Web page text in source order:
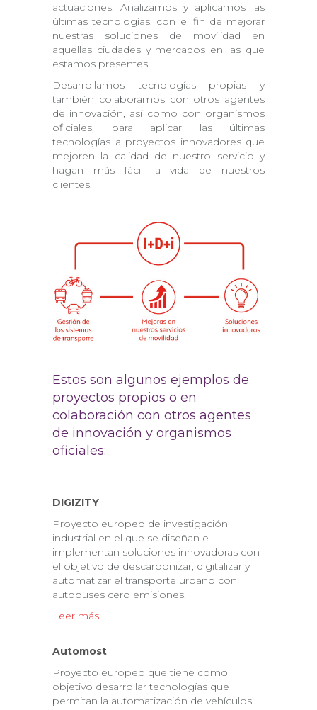
actuaciones. Analizamos y aplicamos las
últimas tecnologías, con el fin de mejorar
nuestras soluciones de movilidad en
aquellas ciudades y mercados en las que
estamos presentes.
Desarrollamos tecnologías propias y
también colaboramos con otros agentes
de innovación, así como con organismos
oficiales, para aplicar las últimas
tecnologías a proyectos innovadores que
mejoren la calidad de nuestro servicio y
hagan más fácil la vida de nuestros
clientes.
Estos son algunos ejemplos de
proyectos propios o en
colaboración con otros agentes
de innovación y organismos
oficiales:
DIGIZITY
Proyecto europeo de investigación
industrial en el que se diseñan e
implementan soluciones innovadoras con
el objetivo de descarbonizar, digitalizar y
automatizar el transporte urbano con
autobuses cero emisiones.
Leer más
Automost
Proyecto europeo que tiene como
objetivo desarrollar tecnologías que
permitan la automatización de vehículos